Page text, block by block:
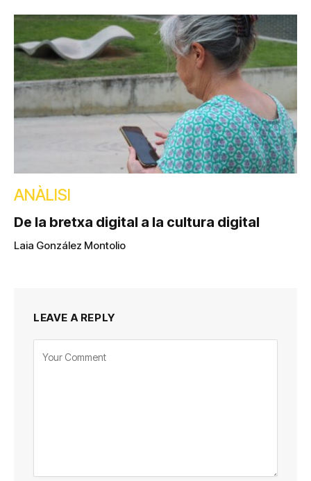
ANÀLISI
De la bretxa digital a la cultura digital
Laia González Montolio
LEAVE A REPLY